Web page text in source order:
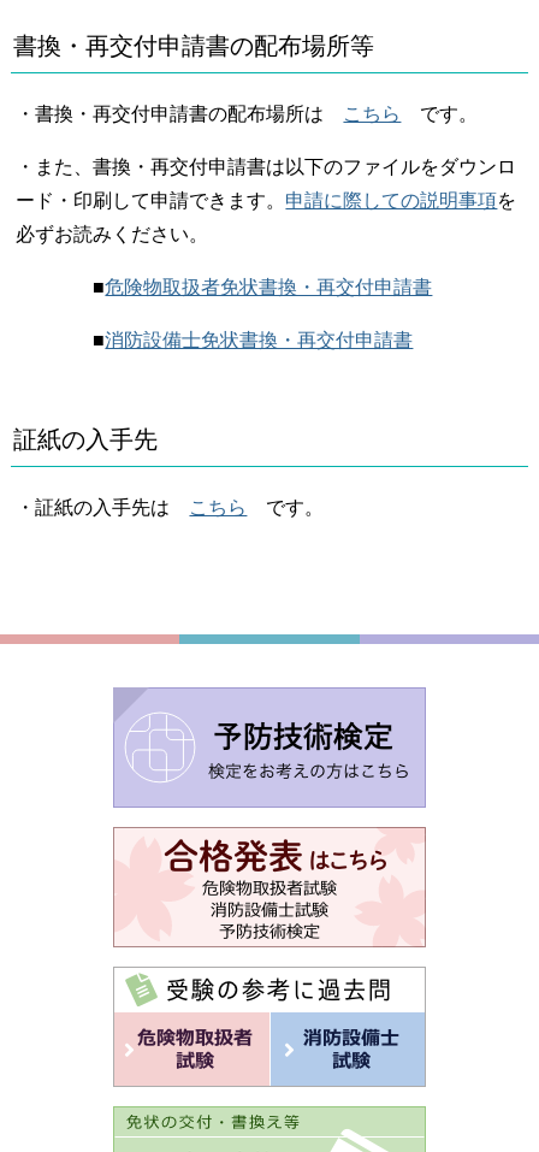
書換・再交付申請書の配布場所等
・書換・再交付申請書の配布場所は こちら です。
・また、書換・再交付申請書は以下のファイルをダウンロ
ード・印刷して申請できます。 申請に際しての説明事項を
必ずお読みください。
■危険物取扱者免状書換・再交付申請書
■消防設備士免状書換・再交付申請書
証紙の入手先
・証紙の入手先は こちら です。